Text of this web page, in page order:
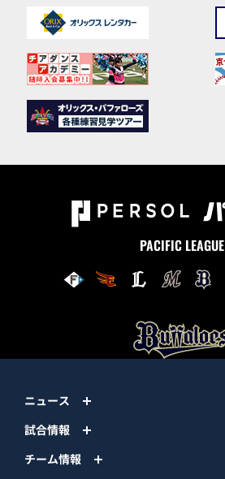
PACIFIC LEAGUE
ニュース
試合情報
チーム情報